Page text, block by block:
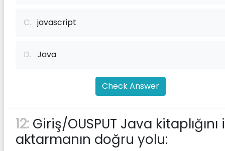
C. javascript
D. Java
Check Answer
12: Giriş/OUSPUT Java kitaplığını
aktarmanın doğru yolu: